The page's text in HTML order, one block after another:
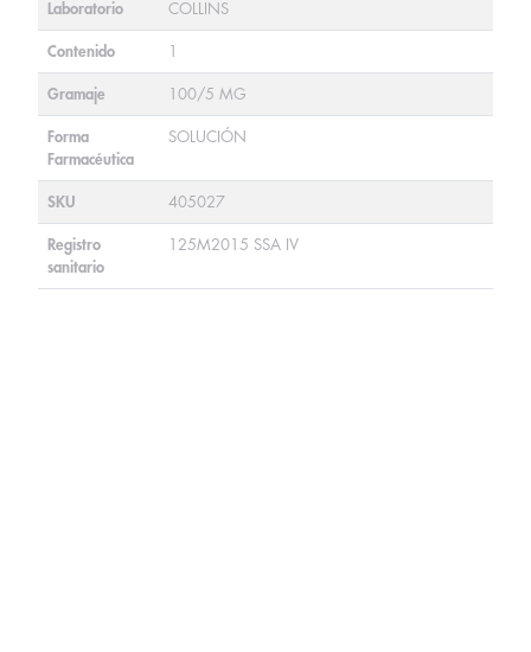
Laboratorio COLLINS
Contenido 1
Gramaje 100/5 MG
Forma
Farmacéutica
SOLUCIÓN
SKU 405027
Registro
sanitario
125M2015 SSA IV